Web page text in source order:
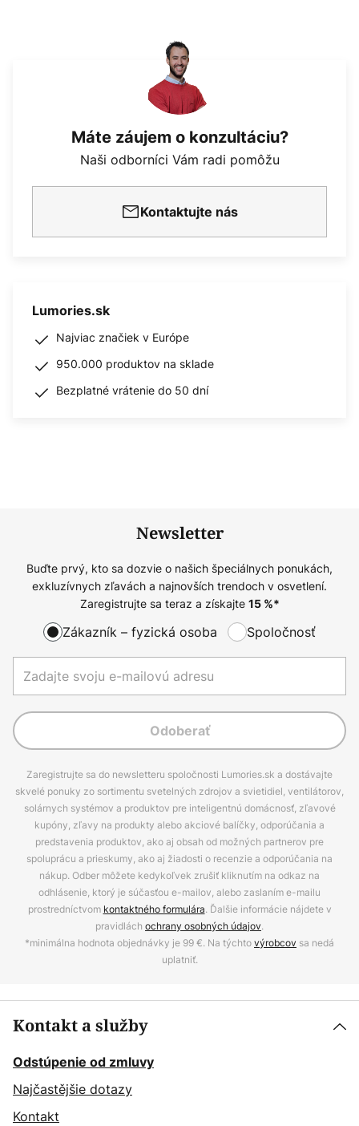
Máte záujem o konzultáciu?
Naši odborníci Vám radi pomôžu
Kontaktujte nás
Lumories.sk
Najviac značiek v Európe
950.000 produktov na sklade
Bezplatné vrátenie do 50 dní
Newsletter
Buďte prvý, kto sa dozvie o našich špeciálnych ponukách,
exkluzívnych zľavách a najnovších trendoch v osvetlení.
Zaregistrujte sa teraz a získajte 15%*
Zákazník – fyzická osoba Spoločnosť
Odoberať
Zaregistrujte sa do newsletteru spoločnosti Lumories.sk a dostávajte
skvelé ponuky zo sortimentu svetelných zdrojov a svietidiel, ventilátorov,
solárnych systémov a produktov pre inteligentnú domácnosť, zľavové
kupóny, zľavy na produkty alebo akciové balíčky, odporúčania a
predstavenia produktov, ako aj obsah od možných partnerov pre
spoluprácu a prieskumy, ako aj žiadosti o recenzie a odporúčania na
nákup. Odber môžete kedykoľvek zrušiť kliknutím na odkaz na
odhlásenie, ktorý je súčasťou e-mailov, alebo zaslaním e-mailu
prostredníctvom kontaktného formulára. Ďalšie informácie nájdete v
pravidlách ochrany osobných údajov.
*minimálna hodnota objednávky je 99 €. Na týchtovýrobcov sa nedá
uplatniť.
Kontakt a služby
Odstúpenie od zmluvy
Najčastějšie dotazy
Kontakt